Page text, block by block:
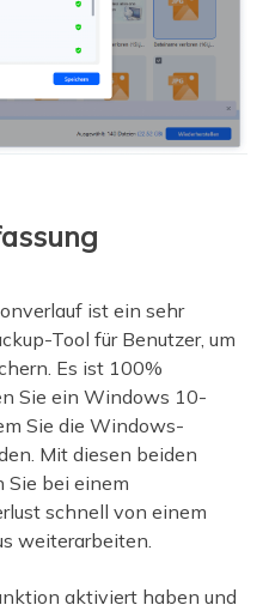
ist ein sehr
Tool für Benutzer, um
Es ist 100%
Sie ein Windows 10-
Sie die Windows-
Mit diesen beiden
Sie bei einem
schnell von einem
weiterarbeiten.
aktiviert haben und